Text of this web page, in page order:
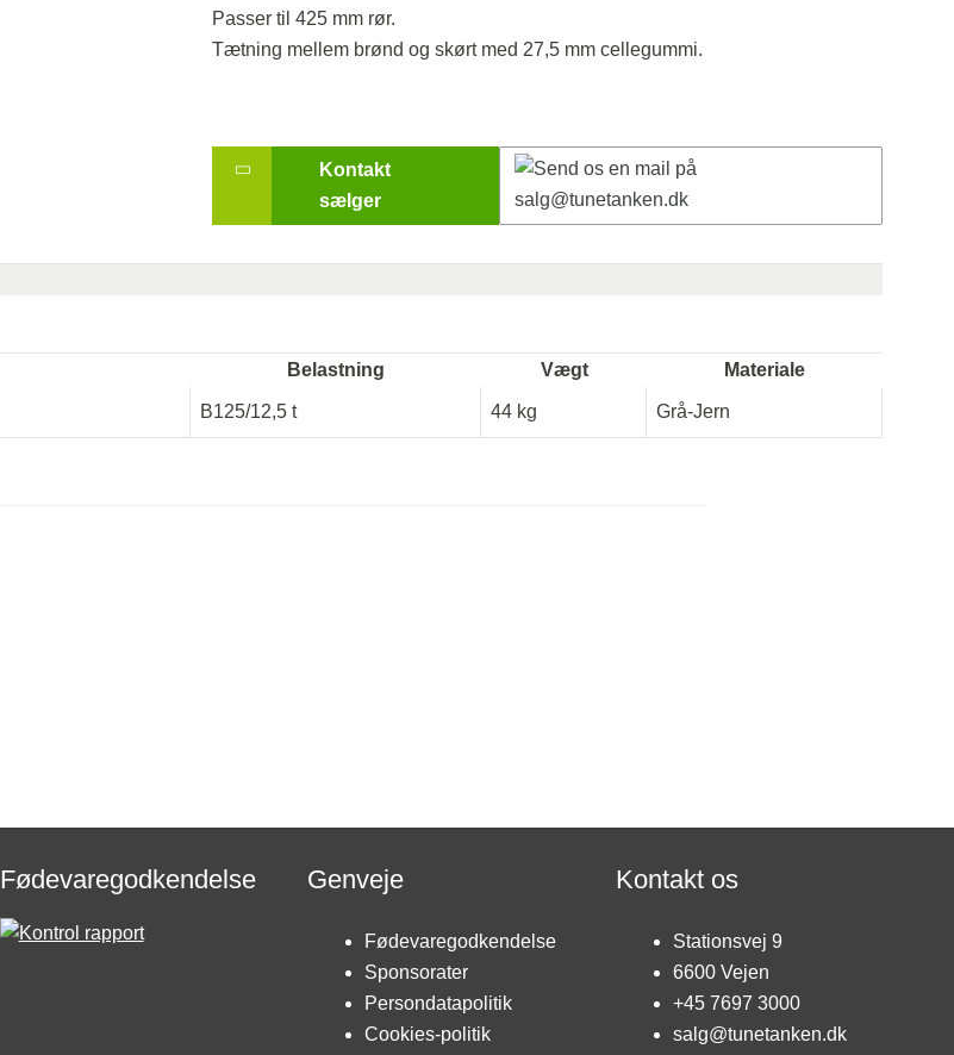
Passer til 425 mm rør.
Tætning mellem brønd og skørt med 27,5 mm cellegummi.
Kontakt
sælger
Belastning Vægt Materiale
B125/12,5 t 44 kg Grå-Jern
Fødevaregodkendelse Genveje
Fødevaregodkendelse
Sponsorater
Persondatapolitik
Cookies-politik
Kontakt os
Stationsvej 9
6600 Vejen
+45 7697 3000
salg@tunetanken.dk